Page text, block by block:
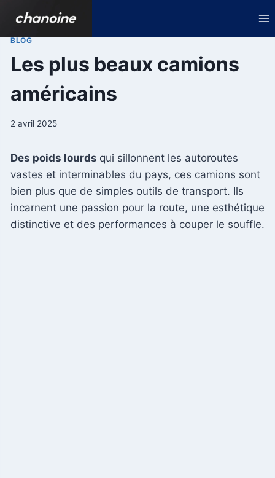
contenu
BLOG
Les plus beaux camions
américains
2 avril 2025
Des poids lourds qui sillonnent les autoroutes
vastes et interminables du pays, ces camions sont
bien plus que de simples outils de transport. Ils
incarnent une passion pour la route, une esthétique
distinctive et des performances à couper le souffle.